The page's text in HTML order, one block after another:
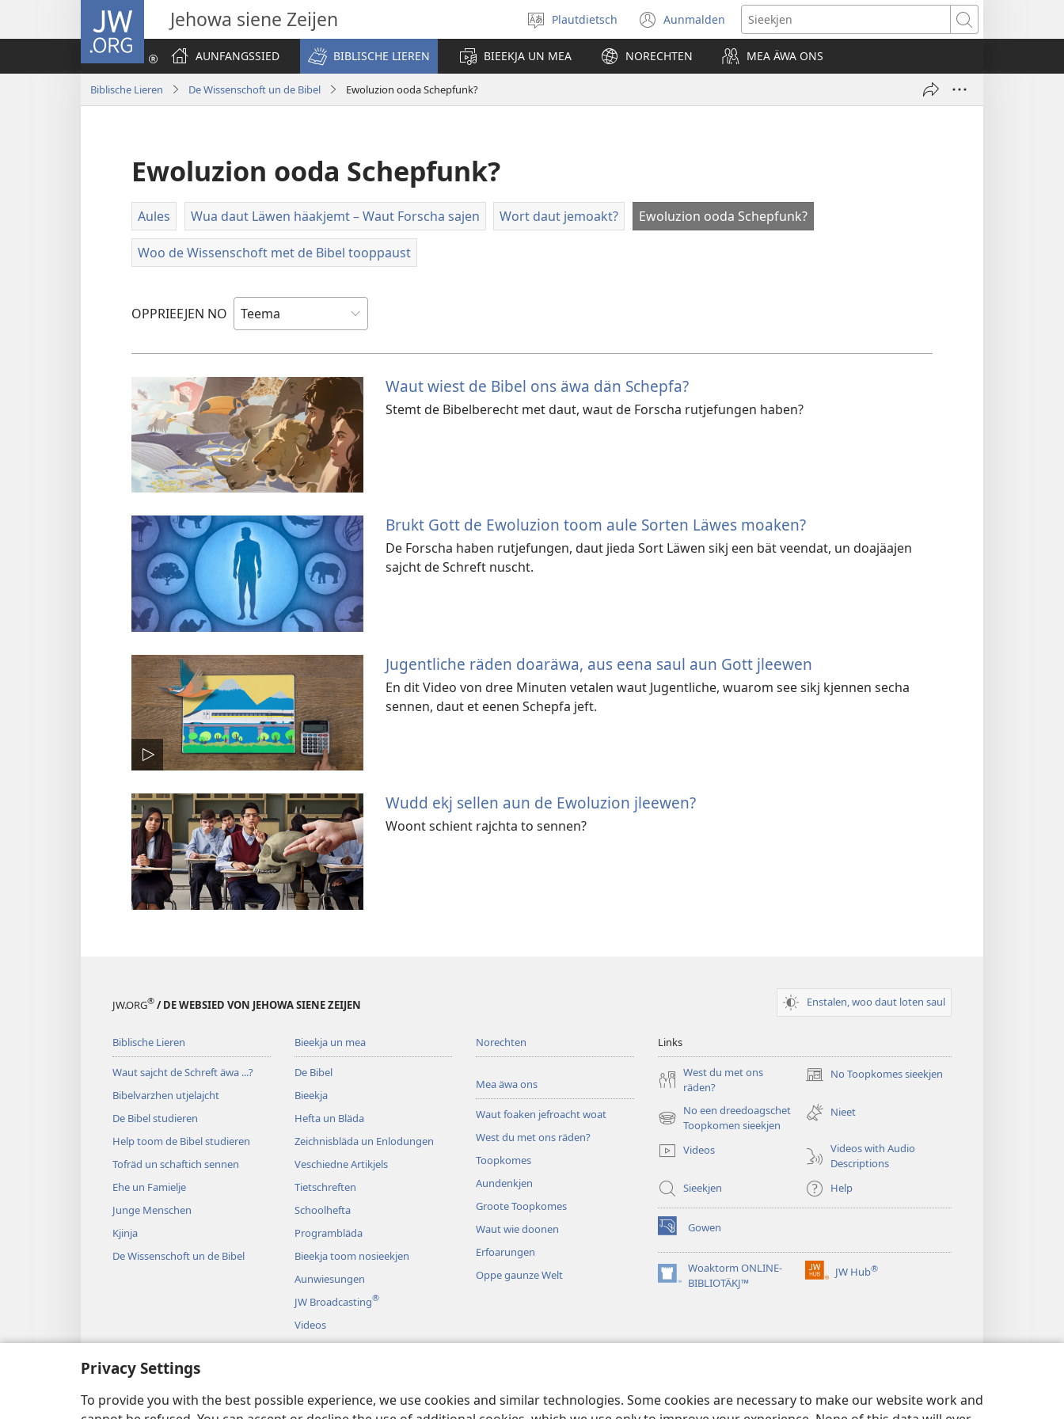
Privacy Settings
To provide you with the best possible experience, we use cookies and similar technologies. Some cookies are necessary to make our website work and
JW.ORG Jehowa siene Zeijen
Wäl
eene
Sproak
ut
Plautdietsch Aunmalden
(opens
new
window)
Sieekjen
AUNFANGSSIED
BIBLISCHE LIEREN BIEEKJA UN MEA NORECHTEN MEA ÄWA ONS
Biblische Lieren De Wissenschoft un de Bibel Ewoluzion ooda Schepfunk?
Ewoluzion ooda Schepfunk?
Aules Wua daut Läwen häakjemt – Waut Forscha sajen Wort daut jemoakt? Ewoluzion ooda Schepfunk?
Woo de Wissenschoft met de Bibel tooppaust
OPPRIEEJEN NO
Waut wiest de Bibel ons äwa dän Schepfa?
Stemt de Bibelberecht met daut, waut de Forscha rutjefungen haben?
Brukt Gott de Ewoluzion toom aule Sorten Läwes moaken?
De Forscha haben rutjefungen, daut jieda Sort Läwen sikj een bät veendat, un doajäajen
sajcht de Schreft nuscht.
Jugentliche räden doaräwa, aus eena saul aun Gott jleewen
En dit Video von dree Minuten vetalen waut Jugentliche, wuarom see sikj kjennen secha
sennen, daut et eenen Schepfa jeft.
Wudd ekj sellen aun de Ewoluzion jleewen?
Woont schient rajchta to sennen?
JW.ORG® / DE WEBSIED VON JEHOWA SIENE ZEIJEN Enstalen, woo daut loten saul
Biblische Lieren
Waut sajcht de Schreft äwa ...?
Bibelvarzhen utjelajcht
De Bibel studieren
Help toom de Bibel studieren
Tofräd un schaftich sennen
Ehe un Famielje
Junge Menschen
Kjinja
De Wissenschoft un de Bibel
Bieekja un mea
De Bibel
Bieekja
Hefta un Bläda
Zeichnisbläda un Enlodungen
Veschiedne Artikjels
Tietschreften
Schoolhefta
Programbläda
Bieekja toom nosieekjen
Aunwiesungen
JW Broadcasting®
Videos
Leeda
Väajeläsde biblische Jeschichten
Norechten
Mea äwa ons
Waut foaken jefroacht woat
West du met ons räden?
Toopkomes
Aundenkjen
Groote Toopkomes
Waut wie doonen
Erfoarungen
Oppe gaunze Welt
Links
West du met ons
räden?
No Toopkomes sieekjen
(opens
window)
No een dreedoagschet
Toopkomen sieekjen
(opens
window)
Nieet
Videos
Videos with Audio
Descriptions
Sieekjen
Help
Gowen
(opens
new
window)Woaktorm ONLINE-
BIBLIOTÄKJ™
(opens
JW Hub®
(opens